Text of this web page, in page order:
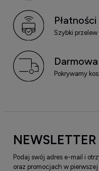
Płatności
Szybki przelew
Pokrywamy
NEWSLETTER
Podaj swój adres e-mail i
oraz promocjach w